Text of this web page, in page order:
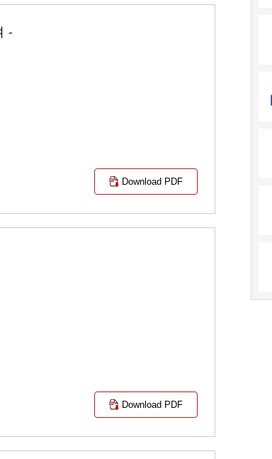
-
Download PDF
Download PDF